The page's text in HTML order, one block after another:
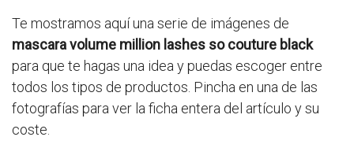
Te mostramos aquí una serie de imágenes de
mascara volume million lashes so couture black
para que te hagas una idea y puedas escoger entre
todos los tipos de productos. Pincha en una de las
fotografías para ver la ficha entera del artículo y su
coste.